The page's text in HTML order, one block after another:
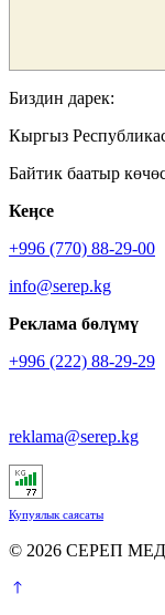
Биздин дарек:
Кыргыз
Байтик баатыр
Кеӊсе
+996 (770) 88-29-00
info@serep.kg
Реклама бөлүмү
+996 (222) 88-29-29
reklama@serep.kg
Купуялык саясаты
© 2026 СЕРЕП